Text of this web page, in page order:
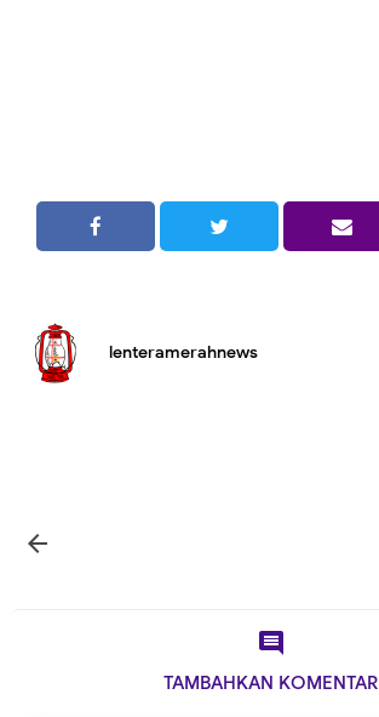
lenteramerahnews


TAMBAHKAN KOMENTAR